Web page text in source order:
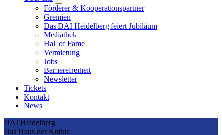
submenu
Förderer & Kooperationspartner
Gremien
Das DAI Heidelberg feiert Jubiläum
Mediathek
Hall of Fame
Vermietung
Jobs
Barrierefreiheit
Newsletter
Tickets
Kontakt
News
DAI Heidelberg.
Das Haus der Kultur.